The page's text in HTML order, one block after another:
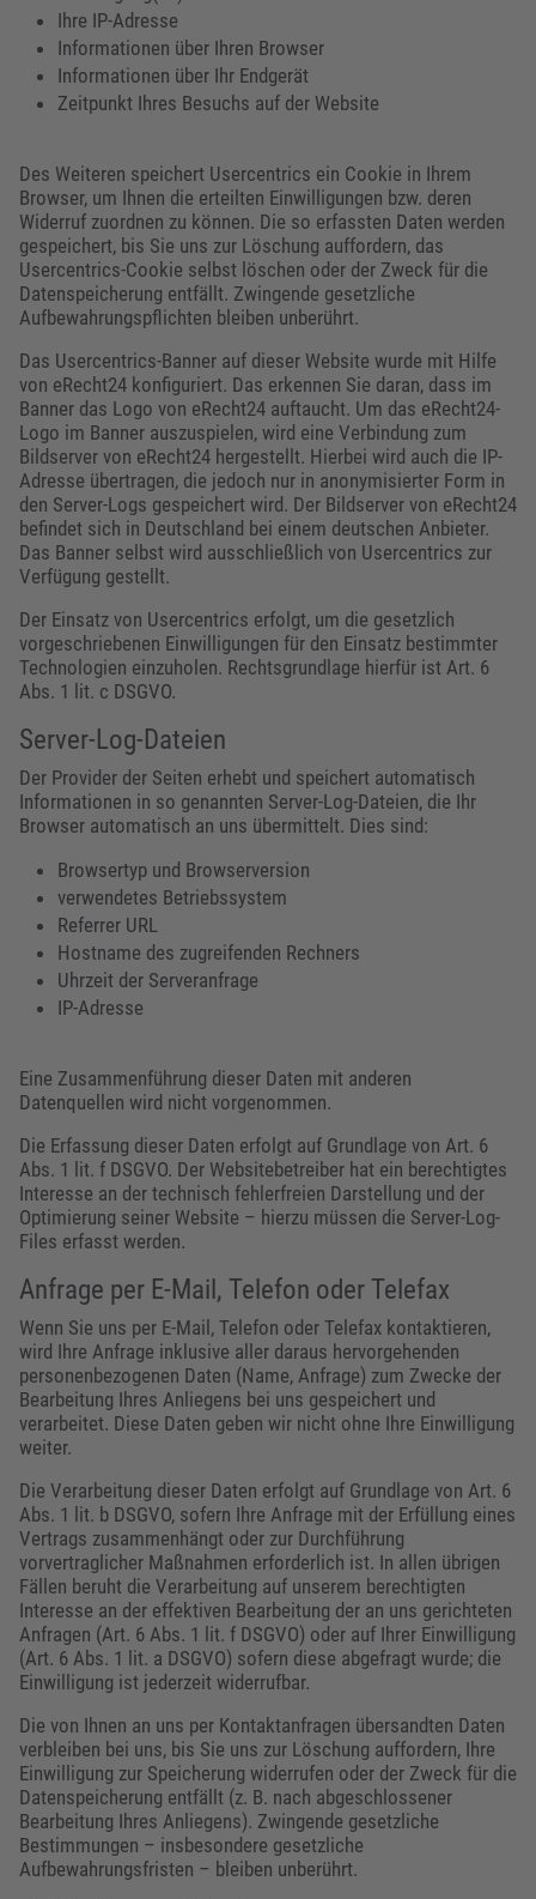
Ihre IP-Adresse
Informationen über Ihren Browser
Informationen über Ihr Endgerät
Zeitpunkt Ihres Besuchs auf der Website
Des Weiteren speichert Usercentrics ein Cookie in Ihrem
Browser, um Ihnen die erteilten Einwilligungen bzw. deren
Widerruf zuordnen zu können. Die so erfassten Daten werden
gespeichert, bis Sie uns zur Löschung auffordern, das
Usercentrics-Cookie selbst löschen oder der Zweck für die
Datenspeicherung entfällt. Zwingende gesetzliche
Aufbewahrungspflichten bleiben unberührt.
Das Usercentrics-Banner auf dieser Website wurde mit Hilfe
von eRecht24 konfiguriert. Das erkennen Sie daran, dass im
Banner das Logo von eRecht24 auftaucht. Um das eRecht24-
Logo im Banner auszuspielen, wird eine Verbindung zum
Bildserver von eRecht24 hergestellt. Hierbei wird auch die IP-
Adresse übertragen, die jedoch nur in anonymisierter Form in
den Server-Logs gespeichert wird. Der Bildserver von eRecht24
befindet sich in Deutschland bei einem deutschen Anbieter.
Das Banner selbst wird ausschließlich von Usercentrics zur
Verfügung gestellt.
Der Einsatz von Usercentrics erfolgt, um die gesetzlich
vorgeschriebenen Einwilligungen für den Einsatz bestimmter
Technologien einzuholen. Rechtsgrundlage hierfür ist Art. 6
Abs. 1 lit. c DSGVO.
Server-Log-Dateien
Der Provider der Seiten erhebt und speichert automatisch
Informationen in so genannten Server-Log-Dateien, die Ihr
Browser automatisch an uns übermittelt. Dies sind:
Browsertyp und Browserversion
verwendetes Betriebssystem
Referrer URL
Hostname des zugreifenden Rechners
Uhrzeit der Serveranfrage
IP-Adresse
Eine Zusammenführung dieser Daten mit anderen
Datenquellen wird nicht vorgenommen.
Die Erfassung dieser Daten erfolgt auf Grundlage von Art. 6
Abs. 1 lit. f DSGVO. Der Websitebetreiber hat ein berechtigtes
Interesse an der technisch fehlerfreien Darstellung und der
Optimierung seiner Website – hierzu müssen die Server-Log-
Files erfasst werden.
Anfrage per E-Mail, Telefon oder Telefax
Wenn Sie uns per E-Mail, Telefon oder Telefax kontaktieren,
wird Ihre Anfrage inklusive aller daraus hervorgehenden
personenbezogenen Daten (Name, Anfrage) zum Zwecke der
Bearbeitung Ihres Anliegens bei uns gespeichert und
verarbeitet. Diese Daten geben wir nicht ohne Ihre Einwilligung
weiter.
Die Verarbeitung dieser Daten erfolgt auf Grundlage von Art. 6
Abs. 1 lit. b DSGVO, sofern Ihre Anfrage mit der Erfüllung eines
Vertrags zusammenhängt oder zur Durchführung
vorvertraglicher Maßnahmen erforderlich ist. In allen übrigen
Fällen beruht die Verarbeitung auf unserem berechtigten
Interesse an der effektiven Bearbeitung der an uns gerichteten
Anfragen (Art. 6 Abs. 1 lit. f DSGVO) oder auf Ihrer Einwilligung
(Art. 6 Abs. 1 lit. a DSGVO) sofern diese abgefragt wurde; die
Einwilligung ist jederzeit widerrufbar.
Die von Ihnen an uns per Kontaktanfragen übersandten Daten
verbleiben bei uns, bis Sie uns zur Löschung auffordern, Ihre
Einwilligung zur Speicherung widerrufen oder der Zweck für die
Datenspeicherung entfällt (z. B. nach abgeschlossener
Bearbeitung Ihres Anliegens). Zwingende gesetzliche
Bestimmungen – insbesondere gesetzliche
Aufbewahrungsfristen – bleiben unberührt.